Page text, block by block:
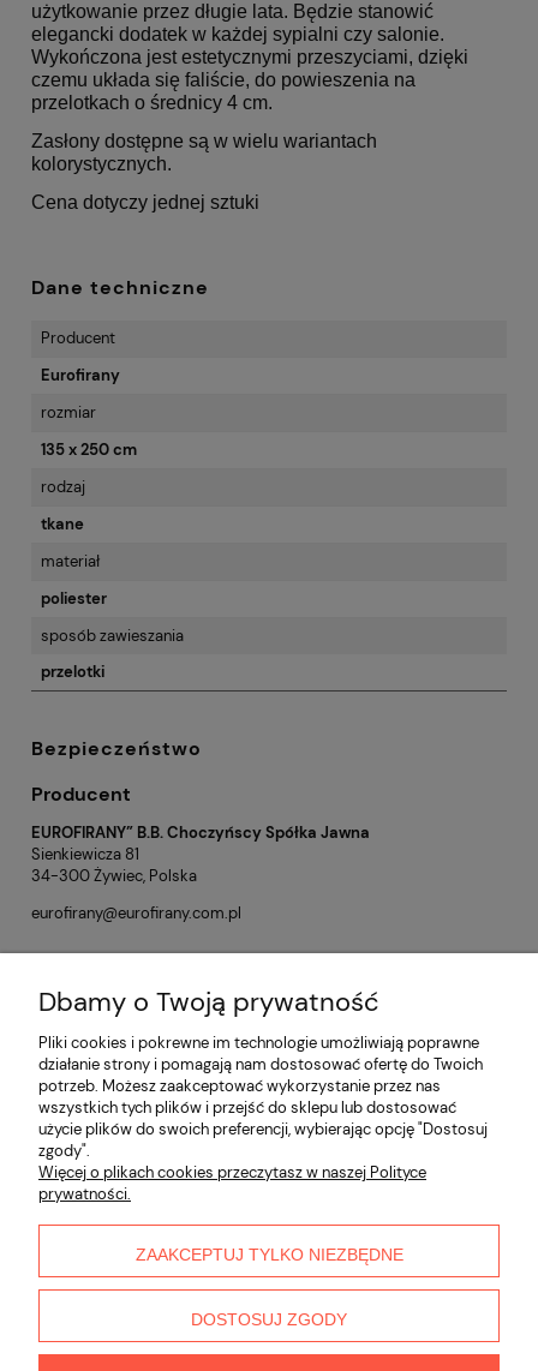
użytkowanie przez długie lata. Będzie stanowić
elegancki dodatek w każdej sypialni czy salonie.
Wykończona jest estetycznymi przeszyciami, dzięki
czemu układa się faliście, do powieszenia na
przelotkach o średnicy 4 cm.
Zasłony dostępne są w wielu wariantach
kolorystycznych.
Cena dotyczy jednej sztuki
Dane techniczne
Producent
Eurofirany
rozmiar
135 x 250 cm
rodzaj
tkane
materiał
poliester
sposób zawieszania
przelotki
Bezpieczeństwo
Producent
EUROFIRANY” B.B. Choczyńscy Spółka Jawna
Sienkiewicza 81
34-300 Żywiec, Polska
eurofirany@eurofirany.com.pl
Opinie o produkcie (0)
Informacje
Płatności i dostawa
O nas
Dbamy o Twoją prywatność
Pliki cookies i pokrewne im technologie umożliwiają poprawne
działanie strony i pomagają nam dostosować ofertę do Twoich
potrzeb. Możesz zaakceptować wykorzystanie przez nas
wszystkich tych plików i przejść do sklepu lub dostosować
użycie plików do swoich preferencji, wybierając opcję "Dostosuj
zgody".
Więcej o plikach cookies przeczytasz w naszej Polityce
prywatności.
ZAAKCEPTUJ TYLKO NIEZBĘDNE
DOSTOSUJ ZGODY